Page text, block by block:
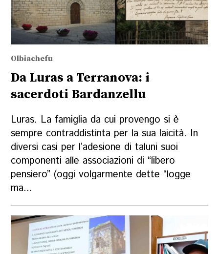
Olbiachefu
Da Luras a Terranova: i
sacerdoti Bardanzellu
Luras. La famiglia da cui provengo si è
sempre contraddistinta per la sua laicità. In
diversi casi per l’adesione di taluni suoi
componenti alle associazioni di “libero
pensiero” (oggi volgarmente dette “logge
ma...